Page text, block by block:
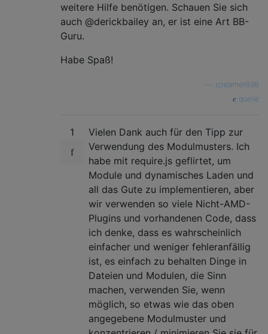
weitere Hilfe benötigen. Schauen Sie sich
auch @derickbailey an, er ist eine Art BB-
Guru.
Habe Spaß!
jcreamer898
quelle
1
Vielen Dank auch für den Tipp zur
Verwendung des Modulmusters. Ich
habe mit require.js geflirtet, um
Module und dynamisches Laden und
all das Gute zu implementieren, aber
wir verwenden so viele Nicht-AMD-
Plugins und vorhandenen Code, dass
ich denke, dass es wahrscheinlich
einfacher und weniger fehleranfällig
ist, es einfach zu behalten Dinge in
Dateien und Modulen, die Sinn
machen, verwenden Sie, wenn
möglich, so etwas wie das oben
angegebene Modulmuster und